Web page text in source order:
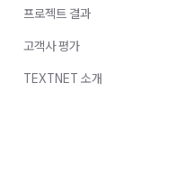
프로젝트 결과
고객사 평가
TEXTNET 소개